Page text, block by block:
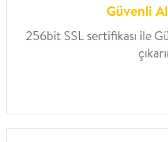
Güvenli
256bit SSL sertifikası ile